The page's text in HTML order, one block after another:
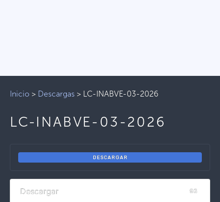
Inicio > Descargas > LC-INABVE-03-2026
LC-INABVE-03-2026
DESCARGAR
Descargar 93